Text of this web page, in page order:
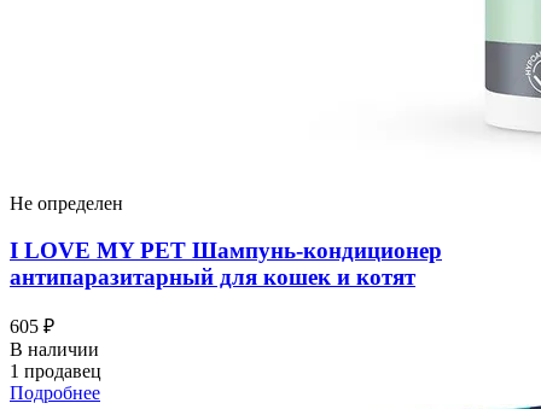
Не определен
I LOVЕ MY PET Шампунь-кондиционер
антипаразитарный для кошек и котят
605 ₽
В наличии
1 продавец
Подробнее